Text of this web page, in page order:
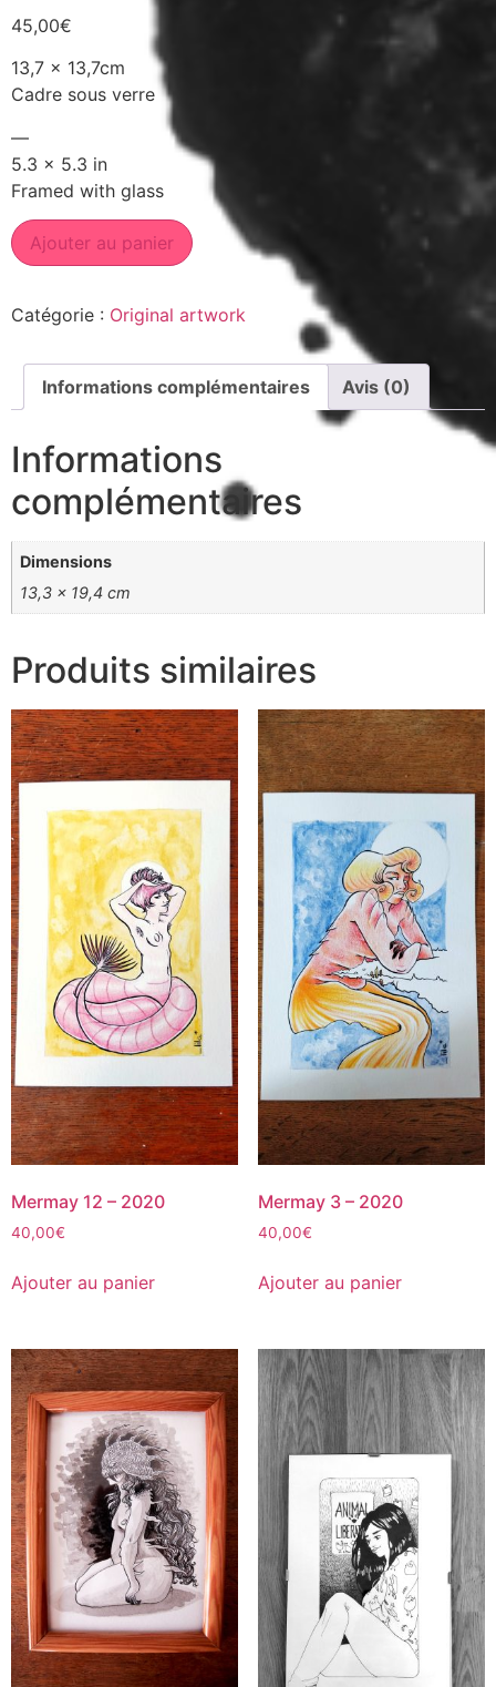
45,00€
13,7 x 13,7cm
Cadre sous verre
—
5.3 x 5.3 in
Framed with glass
Ajouter au panier
Catégorie : Original artwork
Informations complémentaires Avis (0)
Informations
complémentaires
Dimensions
13,3 × 19,4 cm
Produits similaires
Mermay 12 – 2020
40,00€
Ajouter au panier
Mermay 3 – 2020
40,00€
Ajouter au panier